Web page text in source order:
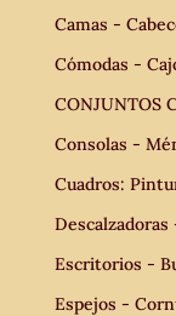
Camas -
Cómodas -
CONJUNTOS
Consolas -
Cuadros:
Escritorios -
Espejos -